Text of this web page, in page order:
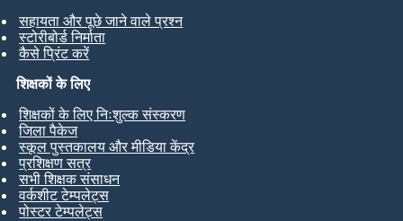
सहायता और पूछे जाने वाले प्रश्न
स्टोरीबोर्ड निर्माता
कैसे प्रिंट करें
शिक्षकों के लिए
शिक्षकों के लिए निःशुल्क संस्करण
जिला पैकेज
स्कूल पुस्तकालय और मीडिया केंद्र
प्रशिक्षण सत्र
सभी शिक्षक संसाधन
वर्कशीट टेम्पलेट्स
पोस्टर टेम्पलेट्स